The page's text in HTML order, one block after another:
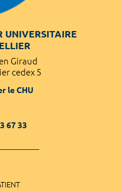
UNIVERSITAIRE
Giraud
cedex 5
le CHU
67 33